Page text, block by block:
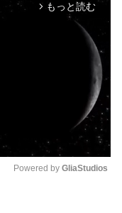
arrow_forward_ios もっと読む
Powered by GliaStudios